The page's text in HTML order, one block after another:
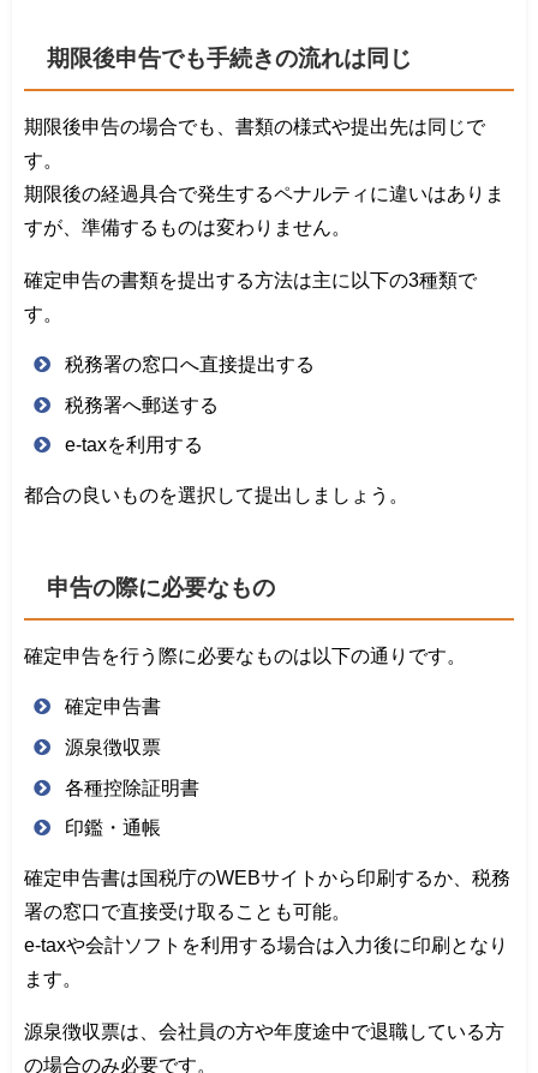
期限後申告でも手続きの流れは同じ
期限後申告の場合でも、書類の様式や提出先は同じで
す。
期限後の経過具合で発生するペナルティに違いはありま
すが、準備するものは変わりません。
確定申告の書類を提出する方法は主に以下の3種類で
す。
税務署の窓口へ直接提出する
税務署へ郵送する
e-taxを利用する
都合の良いものを選択して提出しましょう。
申告の際に必要なもの
確定申告を行う際に必要なものは以下の通りです。
確定申告書
源泉徴収票
各種控除証明書
印鑑・通帳
確定申告書は国税庁のWEBサイトから印刷するか、税務
署の窓口で直接受け取ることも可能。
e-taxや会計ソフトを利用する場合は入力後に印刷となり
ます。
源泉徴収票は、会社員の方や年度途中で退職している方
の場合のみ必要です。